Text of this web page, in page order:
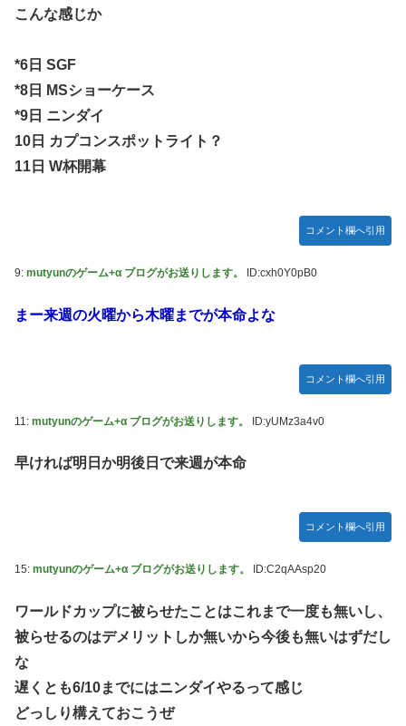
マジか！次週のバナナムーンゲストは5期生からこの3人が登
こんな感じか
*6日 SGF
*8日 MSショーケース
*9日 ニンダイ
10日 カプコンスポットライト？
11日 W杯開幕
コメント欄へ引用
9: mutyunのゲーム+α ブログがお送りします。 ID:cxh0Y0pB0
まー来週の火曜から木曜までが本命よな
コメント欄へ引用
11: mutyunのゲーム+α ブログがお送りします。 ID:yUMz3a4v0
早ければ明日か明後日で来週が本命
コメント欄へ引用
15: mutyunのゲーム+α ブログがお送りします。 ID:C2qAAsp20
ワールドカップに被らせたことはこれまで一度も無いし、
被らせるのはデメリットしか無いから今後も無いはずだし
な
遅くとも6/10までにはニンダイやるって感じ
どっしり構えておこうぜ